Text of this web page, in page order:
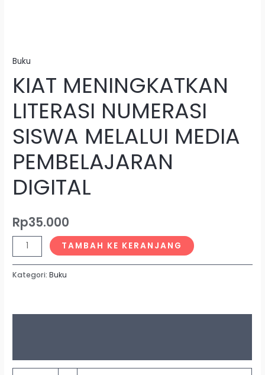
Buku
KIAT MENINGKATKAN
LITERASI NUMERASI
SISWA MELALUI MEDIA
PEMBELAJARAN
DIGITAL
Rp35.000
TAMBAH KE KERANJANG
Kategori:Buku